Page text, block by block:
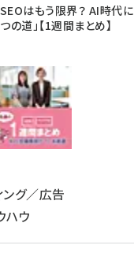
はもう限界？ AI時代に
の道」【1週間まとめ】
ング／広告
ハウ